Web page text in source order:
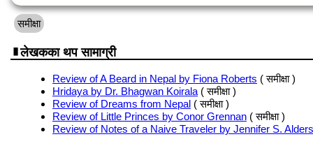
समीक्षा
लेखकका थप सामाग्री
Review of A Beard in Nepal by Fiona Roberts ( समीक्षा )
Hridaya by Dr. Bhagwan Koirala ( समीक्षा )
Review of Dreams from Nepal ( समीक्षा )
Review of Little Princes by Conor Grennan ( समीक्षा )
Review of Notes of a Naive Traveler by Jennifer S.